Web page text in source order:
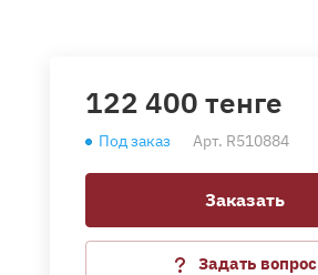
122 400 тенге
Под заказ Арт. R510884
Заказать
Задать вопрос